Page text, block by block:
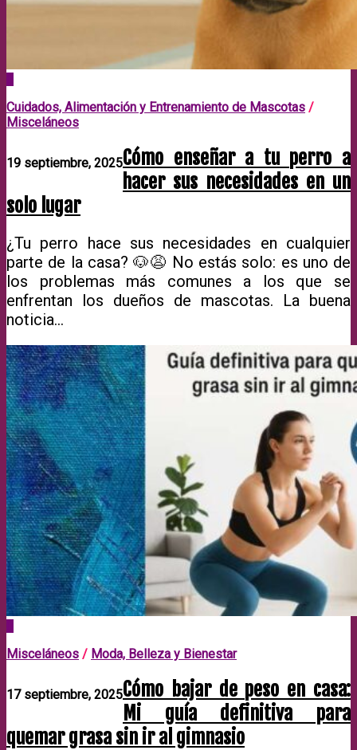
Cuidados, Alimentación y Entrenamiento de Mascotas /
Misceláneos
19 septiembre, 2025Cómo enseñar a tu perro a
hacer sus necesidades en un
solo lugar
¿Tu perro hace sus necesidades en cualquier
parte de la casa? 🐶😩 No estás solo: es uno de
los problemas más comunes a los que se
enfrentan los dueños de mascotas. La buena
noticia...
Misceláneos / Moda, Belleza y Bienestar
17 septiembre, 2025Cómo bajar de peso en casa:
Mi guía definitiva para
quemar grasa sin ir al gimnasio